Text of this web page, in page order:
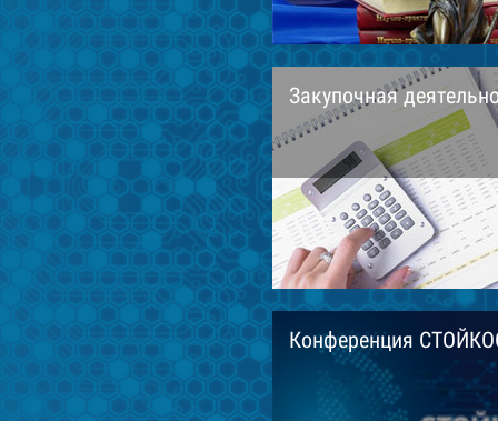
Закупочная
Конференция